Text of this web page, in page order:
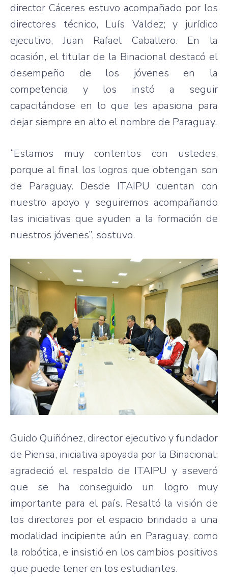
director Cáceres estuvo acompañado por los
directores técnico, Luís Valdez; y jurídico
ejecutivo, Juan Rafael Caballero. En la
ocasión, el titular de la Binacional destacó el
desempeño de los jóvenes en la
competencia y los instó a seguir
capacitándose en lo que les apasiona para
dejar siempre en alto el nombre de Paraguay.
“Estamos muy contentos con ustedes,
porque al final los logros que obtengan son
de Paraguay. Desde ITAIPU cuentan con
nuestro apoyo y seguiremos acompañando
las iniciativas que ayuden a la formación de
nuestros jóvenes”, sostuvo.
Guido Quiñónez, director ejecutivo y fundador
de Piensa, iniciativa apoyada por la Binacional;
agradeció el respaldo de ITAIPU y aseveró
que se ha conseguido un logro muy
importante para el país. Resaltó la visión de
los directores por el espacio brindado a una
modalidad incipiente aún en Paraguay, como
la robótica, e insistió en los cambios positivos
que puede tener en los estudiantes.